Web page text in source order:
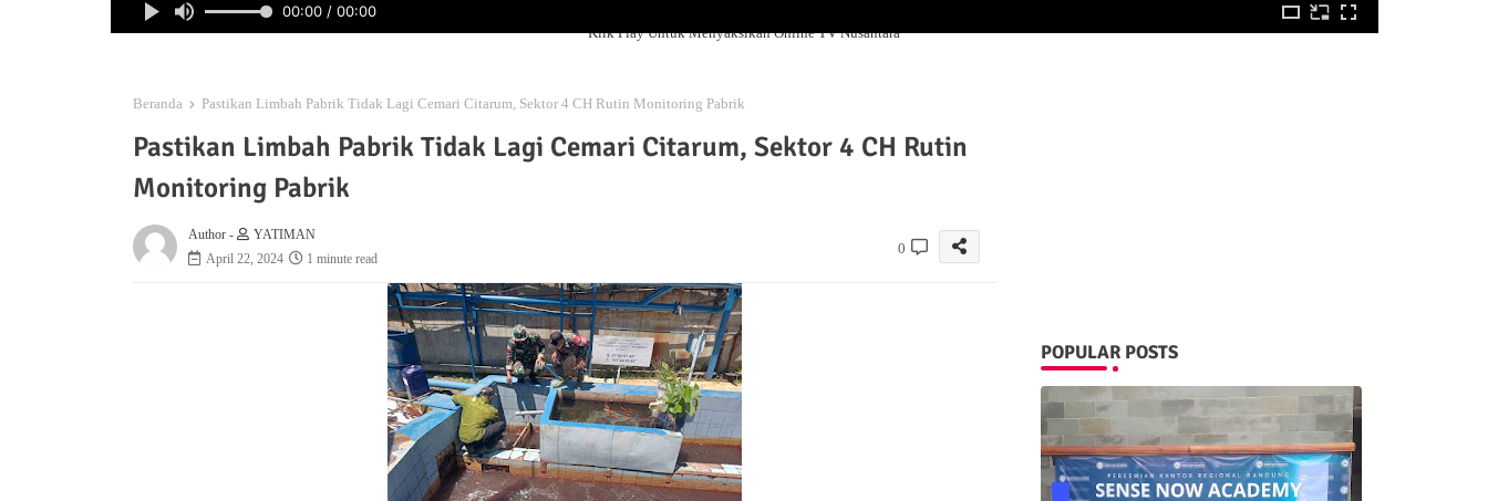
00:00 / 00:00
Klik Play Untuk Menyaksikan Online TV Nusantara
Beranda Pastikan Limbah Pabrik Tidak Lagi Cemari Citarum, Sektor 4 CH Rutin Monitoring Pabrik
Pastikan Limbah Pabrik Tidak Lagi Cemari Citarum, Sektor 4 CH Rutin
Monitoring Pabrik
Author -
YATIMAN
April 22, 2024
1 minute read
0
POPULAR POSTS